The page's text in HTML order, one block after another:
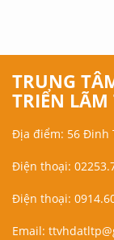
TRUNG
TRIỂN
Địa điểm: 56 Đinh
Điện thoại:
Điện thoại:
Email: